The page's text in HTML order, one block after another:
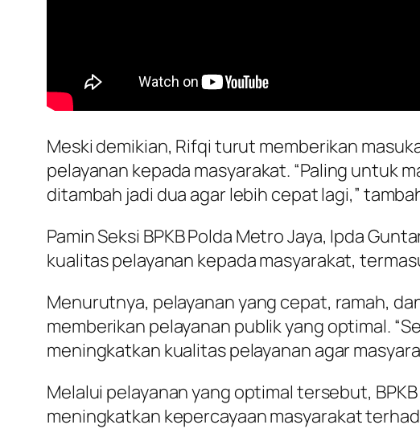
Meski demikian, Rifqi turut memberikan
pelayanan kepada masyarakat. “Paling untuk
ditambah jadi dua agar lebih cepat lagi,”
Pamin Seksi BPKB Polda Metro Jaya, Ipda
kualitas pelayanan kepada masyarakat,
Menurutnya, pelayanan yang cepat, ramah,
memberikan pelayanan publik yang optimal.
meningkatkan kualitas pelayanan agar
Melalui pelayanan yang optimal tersebut,
meningkatkan kepercayaan masyarakat